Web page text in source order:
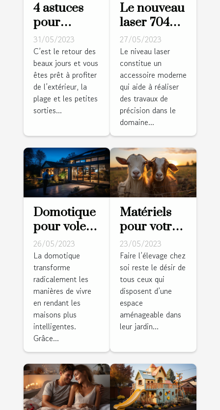
4 astuces
pour
rafraîchir
votre
logement
31/05/2023
C’est le retour des
beaux jours et vous
êtes prêt à profiter
de l’extérieur, la
plage et les petites
sorties...
Le nouveau
laser 704CG
: pourquoi
l'adopter ?
27/05/2023
Le niveau laser
constitue un
accessoire moderne
qui aide à réaliser
des travaux de
précision dans le
domaine...
Domotique
pour volets
roulants :
Pourquoi
est-ce un
bon choix ?
26/05/2023
La domotique
transforme
radicalement les
manières de vivre
en rendant les
maisons plus
intelligentes.
Grâce...
Matériels
pour votre
ferme :
Comment
réussir la
réalisation
des clôtures
pour vos
animaux ?
23/05/2023
Faire l’élevage chez
soi reste le désir de
tous ceux qui
disposent d’une
espace
aménageable dans
leur jardin...